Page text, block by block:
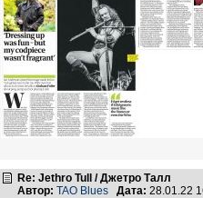
Re: Jethro Tull / Джетро Талл
Автор: TAO Blues Дата: 28.01.22